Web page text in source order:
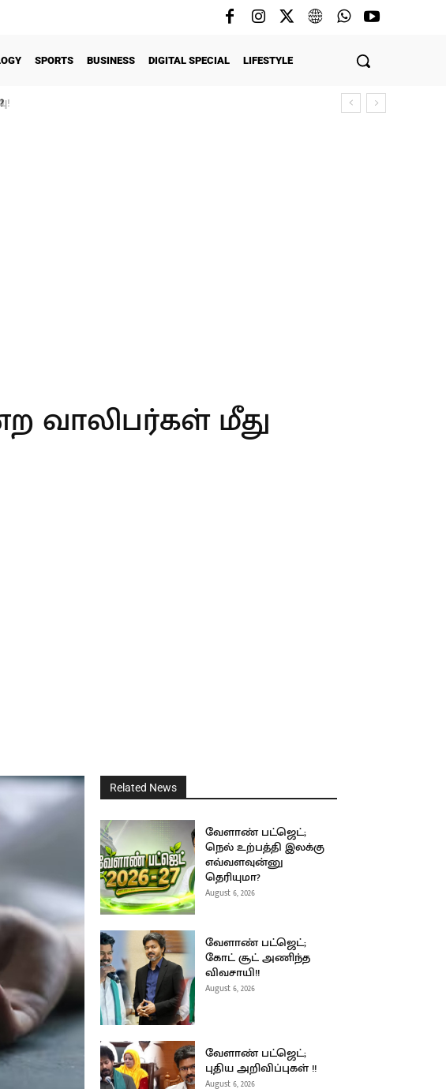
SPORTS BUSINESS DIGITAL SPECIAL LIFESTYLE
வாலிபர்கள் மீது
Related News
வேளாண் பட்ஜெட்;
நெல் உற்பத்தி இலக்கு
எவ்வளவுன்னு
தெரியுமா?
August 6, 2026
வேளாண் பட்ஜெட்;
கோட் சூட் அணிந்த
விவசாயி!!
August 6, 2026
வேளாண் பட்ஜெட்;
புதிய அறிவிப்புகள் !!
August 6, 2026